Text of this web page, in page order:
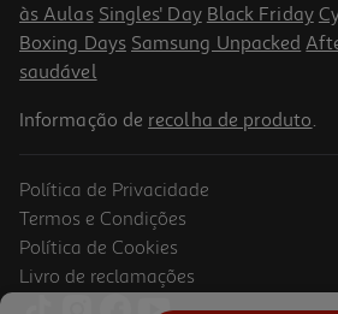
às Aulas Singles' Day Black Friday
Boxing Days Samsung Unpacked
saudável
Informação de recolha de produto.
Política de Privacidade
Termos e Condições
Política de Cookies
Livro de reclamações